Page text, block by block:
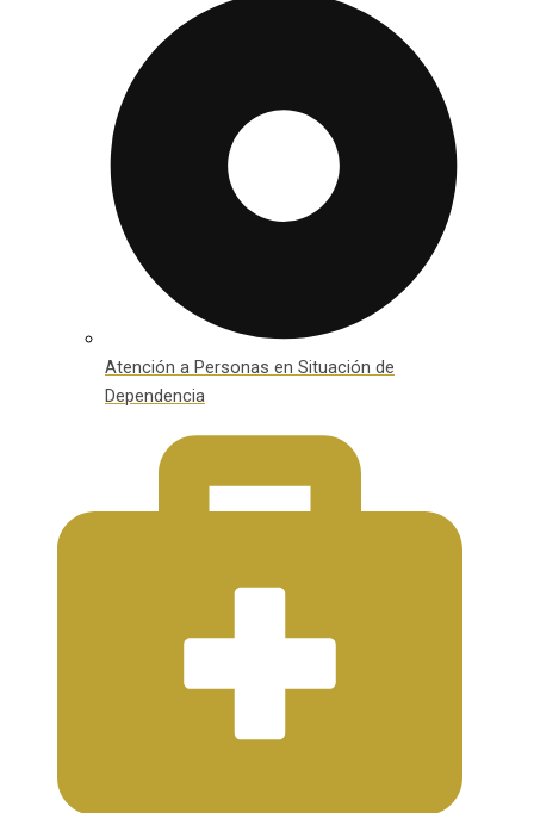
Atención a Personas en Situación de
Dependencia